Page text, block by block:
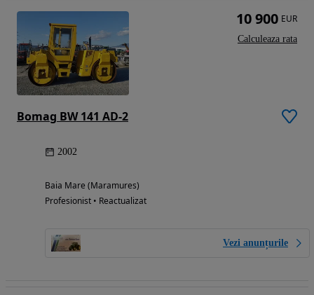
Bomag BW 141 AD-2
2002
Baia Mare (Maramures)
Profesionist • Reactualizat
Vezi anunțurile
10 900 EUR
Calculeaza rata